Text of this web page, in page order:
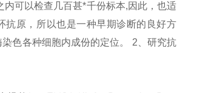
可以检查几百甚*千份标本,因此，也适
抗原，所以也是一种早期诊断的良好方
染色各种细胞内成份的定位。 2 、研究抗